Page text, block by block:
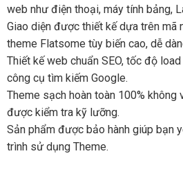
web như điện thoại, máy tính bảng,
Giao diện được thiết kế dựa trên mã
theme Flatsome tùy biến cao, dễ
Thiết kế web chuẩn SEO, tốc độ
công cụ tìm kiếm Google.
Theme sạch hoàn toàn 100% không
được kiểm tra kỹ lưỡng.
Sản phẩm được bảo hành giúp bạn
trình sử dụng Theme.